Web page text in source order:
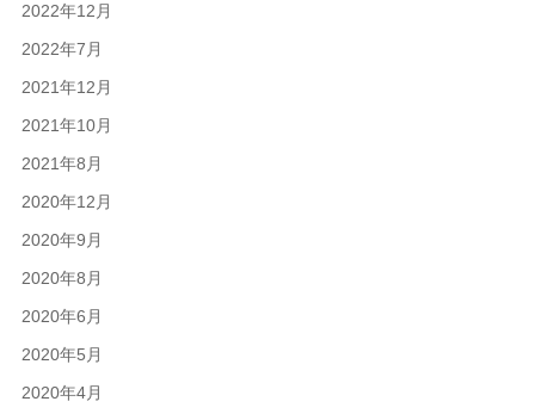
2022年12月
2022年7月
2021年12月
2021年10月
2021年8月
2020年12月
2020年9月
2020年8月
2020年6月
2020年5月
2020年4月